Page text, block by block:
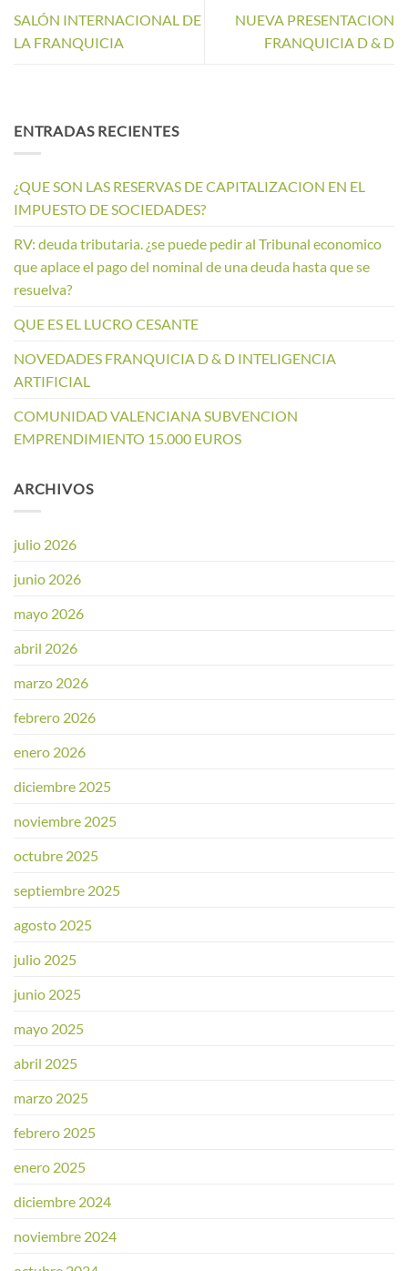
SALÓN INTERNACIONAL DE
LA FRANQUICIA
NUEVA PRESENTACION
FRANQUICIA D & D
ENTRADAS RECIENTES
¿QUE SON LAS RESERVAS DE CAPITALIZACION EN EL
IMPUESTO DE SOCIEDADES?
RV: deuda tributaria. ¿se puede pedir al Tribunal economico
que aplace el pago del nominal de una deuda hasta que se
resuelva?
QUE ES EL LUCRO CESANTE
NOVEDADES FRANQUICIA D & D INTELIGENCIA
ARTIFICIAL
COMUNIDAD VALENCIANA SUBVENCION
EMPRENDIMIENTO 15.000 EUROS
ARCHIVOS
julio 2026
junio 2026
mayo 2026
abril 2026
marzo 2026
febrero 2026
enero 2026
diciembre 2025
noviembre 2025
octubre 2025
septiembre 2025
agosto 2025
julio 2025
junio 2025
mayo 2025
abril 2025
marzo 2025
febrero 2025
enero 2025
diciembre 2024
noviembre 2024